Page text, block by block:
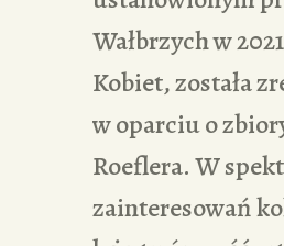
Wałbrzych w
Kobiet, została
w oparciu o
Roeflera. W
zainteresowań